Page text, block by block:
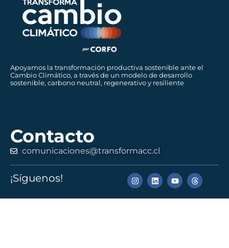
Apoyamos la transformación productiva sostenible ante el
Cambio Climático, a través de un modelo de desarrollo
sostenible, carbono neutral, regenerativo y resiliente
Contacto
comunicaciones@transformacc.cl
¡Síguenos!